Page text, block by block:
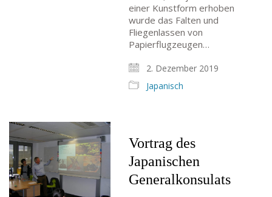
einer Kunstform erhoben
wurde das Falten und
Fliegenlassen von
Papierflugzeugen…
2. Dezember 2019
Japanisch
Vortrag des
Japanischen
Generalkonsulats